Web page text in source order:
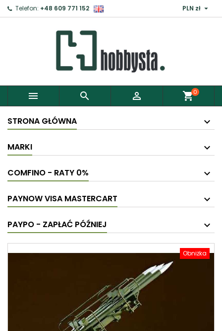
Telefon: +48 609 771 152 PLN zł 
   shopping_cart0
STRONA GŁÓWNA
MARKI
COMFINO - RATY 0%
PAYNOW VISA MASTERCART
PAYPO - ZAPŁAĆ PÓŹNIEJ
Obniżka